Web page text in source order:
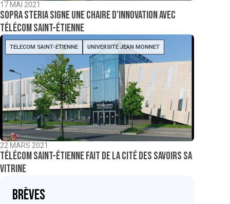
17 MAI 2021
Sopra Steria signe une chaire d’innovation avec
Télécom Saint-Étienne
TELECOM SAINT-ETIENNE UNIVERSITÉ JEAN MONNET
22 MARS 2021
Télécom Saint-Étienne fait de la Cité des savoirs sa
vitrine
Brèves